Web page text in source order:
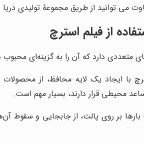
می توانید از طریق مجموعۀ تولیدی
از فیلم استرچ
متعددی دارد که آن را به گزینه‌ای
با ایجاد یک لایه محافظ، از
محیطی قرار دارند، بسیار مهم است.
بارها بر روی پالت، از جابجایی و